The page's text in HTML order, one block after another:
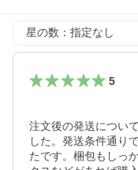
星の数
5
注文後の発送につい
した。発送条件通り
たです。梱包もしっ